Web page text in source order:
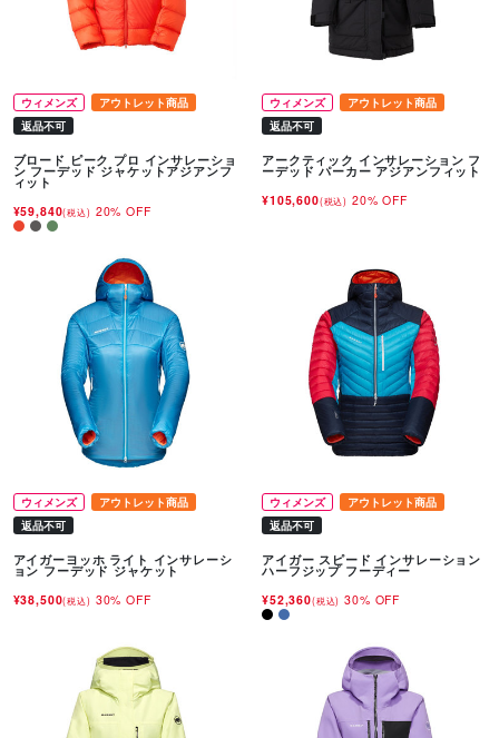
ウィメンズ
アウトレット商品
返品不可
ブロード ピーク プロ インサレーショ
ン フーデッド ジャケットアジアンフ
ィット
¥59,840(税込) 20% OFF
ウィメンズ
アウトレット商品
返品不可
アークティック インサレーション フ
ーデッド パーカー アジアンフィット
¥105,600(税込) 20% OFF
ウィメンズ
アウトレット商品
返品不可
アイガーヨッホ ライト インサレーシ
ョン フーデッド ジャケット
¥38,500(税込) 30% OFF
ウィメンズ
アウトレット商品
返品不可
アイガー スピード インサレーション
ハーフジップ フーディー
¥52,360(税込) 30% OFF